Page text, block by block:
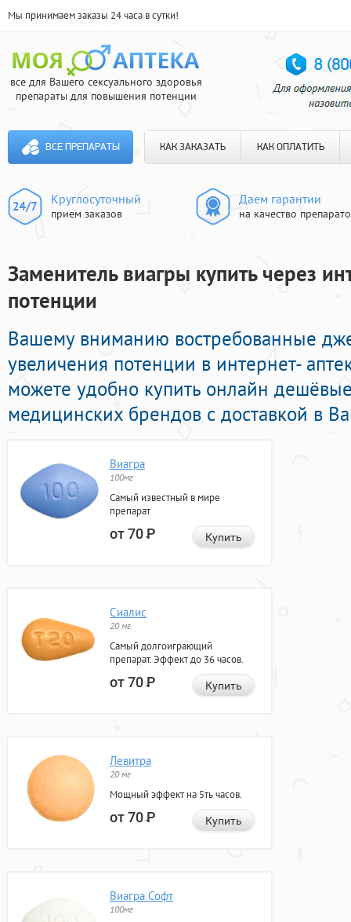
Мы принимаем заказы 24 часа в сутки!
все для Вашего сексуального здоровья
препараты для повышения потенции
ВСЕ ПРЕПАРАТЫ КАК ЗАКАЗАТЬ КАК ОПЛАТИТЬ
Круглосуточный
прием заказов
Даем гарантии
на качество
Заменитель виагры купить через
потенции
Вашему вниманию востребованные
увеличения потенции в интернет-
можете удобно купить онлайн
медицинских брендов с доставкой в
Виагра
100мг
Самый известный в мире
препарат
от 70Р Купить
Сиалис
20 мг
Самый долгоиграющий
препарат. Эффект до 36 часов.
от 70Р Купить
Левитра
20 мг
Мощный эффект на 5ть часов.
от 70Р Купить
Виагра Софт
100мг